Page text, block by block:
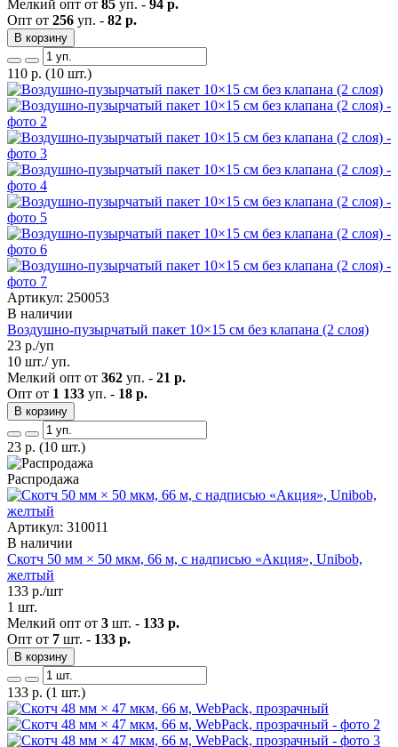
Мелкий опт от 85 уп. - 94 р.
Опт от 256 уп. - 82 р.
В корзину
110 р. (10 шт.)
Артикул: 250053
В наличии
Воздушно-пузырчатый пакет 10×15 см без клапана (2 слоя)
23 р./уп
10 шт./ уп.
Мелкий опт от 362 уп. - 21 р.
Опт от 1 133 уп. - 18 р.
В корзину
23 р. (10 шт.)
Распродажа
Артикул: 310011
В наличии
Скотч 50 мм × 50 мкм, 66 м, с надписью «Акция», Unibob,
желтый
133 р./шт
1 шт.
Мелкий опт от 3 шт. - 133 р.
Опт от 7 шт. - 133 р.
В корзину
133 р. (1 шт.)